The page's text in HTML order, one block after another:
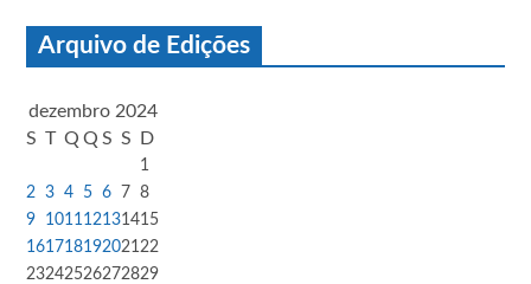
Arquivo de Edições
dezembro 2024
S T Q Q S S D
1
2
3 4 5 6 7 8
9
1011 12131415
161718192021 22
23242526272829